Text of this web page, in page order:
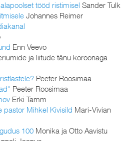
tööd ristimisel Sander Tulk
Johannes Reimer
Enn Veevo
ja liitude tänu koroonaga
Peeter Roosimaa
Peeter Roosimaa
Erki Tamm
pastor Mihkel Kivisild Mari-Vivian
100 Monika ja Otto Aavistu